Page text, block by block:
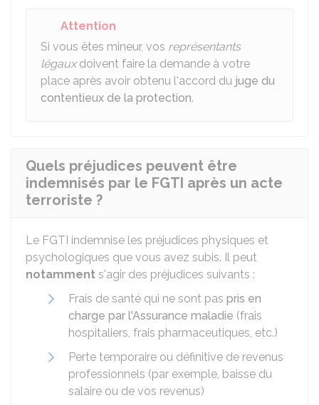
Attention
Si vous êtes mineur, vos représentants
légauxdoivent faire la demande à votre
place après avoir obtenu l'accord du juge du
contentieux de la protection.
Quels préjudices peuvent être
indemnisés par le FGTI après un acte
terroriste ?
Le FGTI indemnise les préjudices physiques et
psychologiques que vous avez subis. Il peut
notamment s'agir des préjudices suivants :
Frais de santé qui ne sont pas pris en
charge par l'Assurance maladie (frais
hospitaliers, frais pharmaceutiques, etc.)
Perte temporaire ou définitive de revenus
professionnels (par exemple, baisse du
salaire ou de vos revenus)